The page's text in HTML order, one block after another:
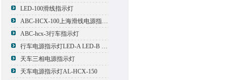
LED-100滑线指示灯
ABC-HCX-100上海滑线电源指示灯厂家
ABC-hcx-3行车指示灯
行车电源指示灯LED-A LED-B LED-C
天车三相电源指示灯
天车电源指示灯AL-HCX-150